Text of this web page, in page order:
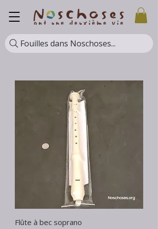
Fouilles dans Noschoses...
Flûte à bec soprano